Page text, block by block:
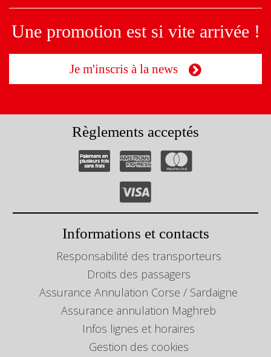
Une promotion est si vite arrivée !
Je m'inscris à la news
Règlements acceptés
Informations et contacts
Responsabilité des transporteurs
Droits des passagers
Assurance Annulation Corse / Sardaigne
Assurance annulation Maghreb
Infos lignes et horaires
Gestion des cookies